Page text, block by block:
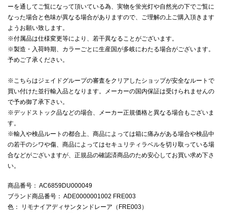
ーを通してご覧になって頂いている為、実物を蛍光灯や自然光の下でご覧に
なった場合と色味が異なる場合がありますので、ご理解の上ご購入頂きます
ようお願い致します。
※付属品は仕様変更等により、若干異なることがございます。
※製造・入荷時期、カラーごとに生産国が多岐にわたる場合がございます。
予めご了承ください。
※こちらはジェイドグループの審査をクリアしたショップが安全なルートで
買い付けた並行輸入品となります。メーカーの国内保証は受けられませんの
で予め御了承下さい。
※デッドストック品などの場合、メーカー正規価格と異なる場合もございま
す。
※輸入や検品ルートの都合上、商品によっては箱に痛みがある場合や検品中
の若干のシワや傷、商品によってはセキュリティラベルを切り取っている場
合などがございますが、正規品の確認済商品のため安心してお買い求め下さ
い。
商品番号 ： AC6859DU000049
ブランド商品番号 ： ADE0000001002 FRE003
色 ： リモナイアディサンタンドレーア（FRE003）